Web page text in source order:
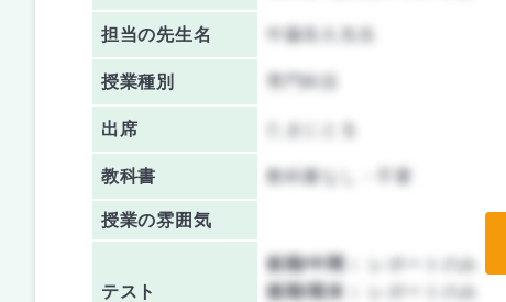
担当の先生名 中藤良久先生
授業種別 専門科目
出席
教科書 教科書なし・不要
授業の雰囲気
テスト
前期/中間：
レポートのみ
後期/期末：
レポートのみ